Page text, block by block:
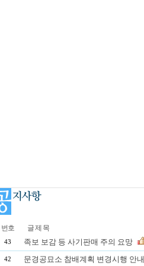
번호 글 제 목
43 족보 보감 등 사기판매 주의 요망
42 문경공묘소 참배계획 변경시행 안내